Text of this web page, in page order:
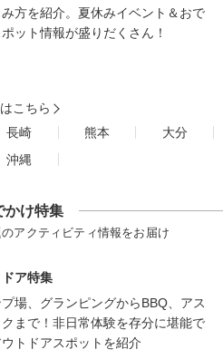
方を紹介。夏休みイベント＆おで
ット情報が盛りだくさん！
こちら
長崎 熊本
大分
沖縄
かけ特集
アクティビティ情報をお届け
ア特集
場、グランピングからBBQ、アス
クまで！非日常体験を存分に堪能で
ウトドアスポットを紹介